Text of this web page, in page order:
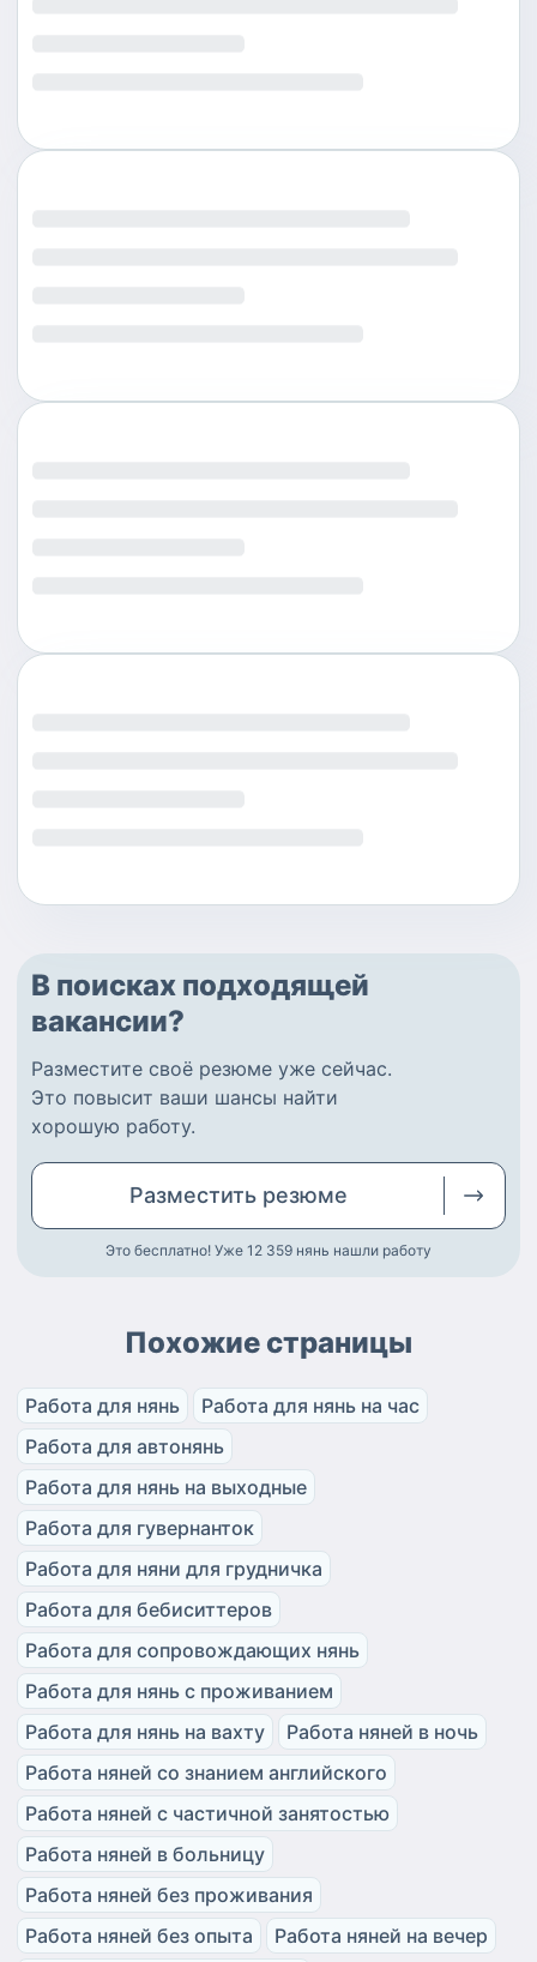
В поисках подходящей
вакансии?
Разместите своё резюме уже сейчас.
Это повысит ваши шансы найти
хорошую работу.
Разместить резюме
Это бесплатно! Уже 12 359 нянь нашли работу
Похожие страницы
Работа для нянь
Работа для нянь на час
Работа для автонянь
Работа для нянь на выходные
Работа для гувернанток
Работа для няни для грудничка
Работа для бебиситтеров
Работа для сопровождающих нянь
Работа для нянь с проживанием
Работа для нянь на вахту
Работа няней в ночь
Работа няней со знанием английского
Работа няней с частичной занятостью
Работа няней в больницу
Работа няней без проживания
Работа няней без опыта
Работа няней на вечер